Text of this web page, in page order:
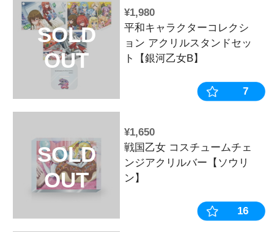
SOLD
OUT
¥2,200
パチスロ麻雀
ルサウンドト
SOLD
平和キャラ